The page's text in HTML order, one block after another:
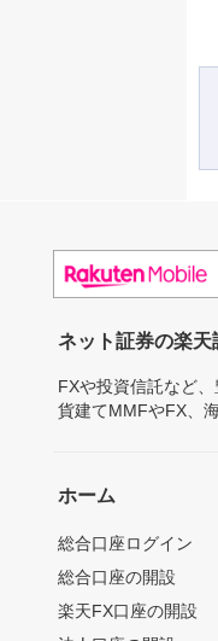
ネット証券の楽
FXや投資信託など
貨建てMMFやFX、
ホーム
総合口座ログイン
総合口座の開設
楽天FX口座の開設